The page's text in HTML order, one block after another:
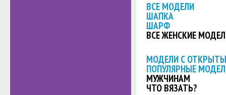
ВСЕ МОДЕЛИ
ШАПКА
ШАРФ
ВСЕ ЖЕНСКИЕ
МОДЕЛИ С
ПОПУЛЯРНЫЕ
МУЖЧИНАМ
ЧТО ВЯЗАТЬ?